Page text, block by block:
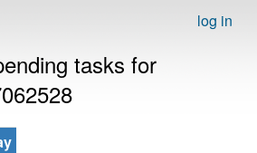
log in
tasks for